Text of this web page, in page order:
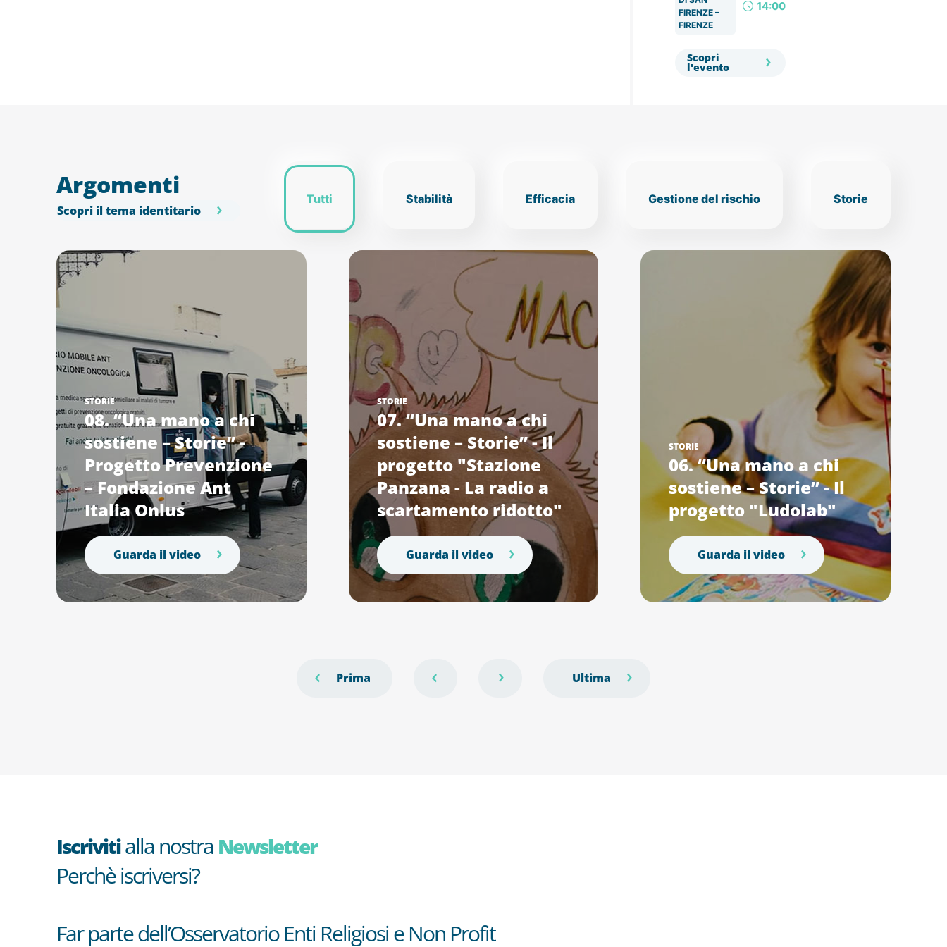
FIRENZE –
FIRENZE
14:00
Scopri
l'evento
Argomenti
Scopri il tema identitario
Tutti Stabilità Efficacia Gestione del rischio Storie
STORIE
08. “Una mano a chi
sostiene – Storie” -
Progetto Prevenzione
– Fondazione Ant
Italia Onlus
Guarda il video
STORIE
07. “Una mano a chi
sostiene – Storie” - Il
progetto "Stazione
Panzana - La radio a
scartamento ridotto"
Guarda il video
STORIE
06. “Una mano a chi
sostiene – Storie” - Il
progetto "Ludolab"
Guarda il video
Iscrivitialla nostra Newsletter
Perchè iscriversi?
Far parte dell’Osservatorio Enti Religiosi e Non Profit